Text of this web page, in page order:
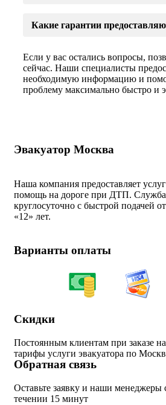
Какие гарантии
Если у вас остались вопросы,
сейчас. Наши специалисты
необходимую информацию и
проблему максимально быстро и
Эвакуатор Москва
Наша компания предоставляет
помощь на дороге при ДТП. Служба
круглосуточно с быстрой подачей
«12» лет.
Варианты оплаты
Скидки
Постоянным клиентам при заказе
тарифы услуги эвакуатора по
Обратная связь
Оставьте заявку и наши менеджеры
течении 15 минут